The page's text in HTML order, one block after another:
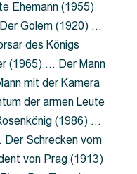
Ehemann (1955)
Golem (1920) …
des Königs
(1965) … Der Mann
mit der Kamera
der armen Leute
(1986) …
Der Schrecken vom
von Prag (1913)